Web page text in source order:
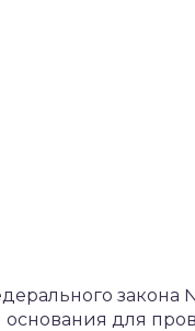
закона
для